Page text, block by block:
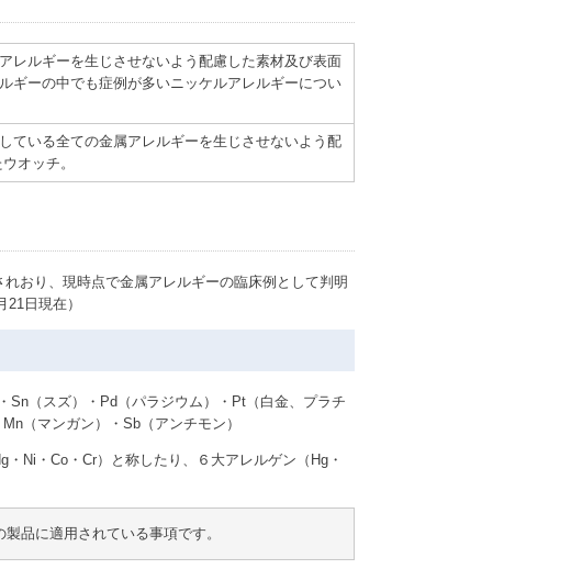
レルギーを生じさせないよう配慮した素材及び表面
ギーの中でも症例が多いニッケルアレルギーについ
ている全ての金属アレルギーを生じさせないよう配
オッチ。
おり、現時点で金属アレルギーの臨床例として判明
日現在）
Sn（スズ）・Pd（パラジウム）・Pt（白金、プラチ
（マンガン）・Sb（アンチモン）
Ni・Co・Cr）と称したり、６大アレルゲン（Hg・
品に適用されている事項です。